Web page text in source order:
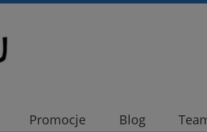
Promocje Blog